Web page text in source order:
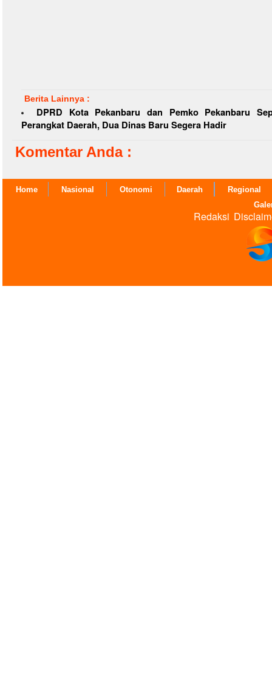
Berita Lainnya :
DPRD Kota Pekanbaru dan Pemko Pekanbaru
Perangkat Daerah, Dua Dinas Baru Segera Hadir
Komentar Anda :
Home Nasional Otonomi Daerah
Regional
Redaksi